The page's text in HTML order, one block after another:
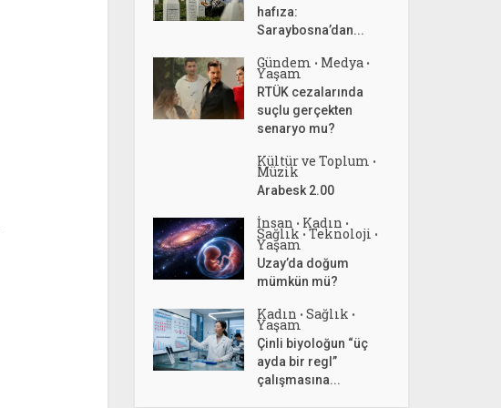
hafıza:
Saraybosna’dan...
Gündem • Medya •
Yaşam
RTÜK cezalarında
suçlu gerçekten
senaryo mu?
Kültür ve Toplum •
Müzik
Arabesk 2.00
İnsan • Kadın •
Sağlık • Teknoloji •
Yaşam
Uzay’da doğum
mümkün mü?
Kadın • Sağlık •
Yaşam
Çinli biyoloğun “üç
ayda bir regl”
çalışmasına...